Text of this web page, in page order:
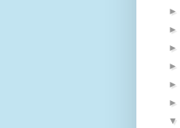
►
►
►
►
►
►
▼